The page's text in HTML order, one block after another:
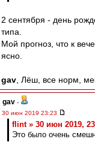
2 сентября - день
типа.
Мой прогноз, что к
ясно.
gav , Лёш, все норм,
gav -
30 июн 2019 23:23
flint » 30 июн 2019,
Это было очень